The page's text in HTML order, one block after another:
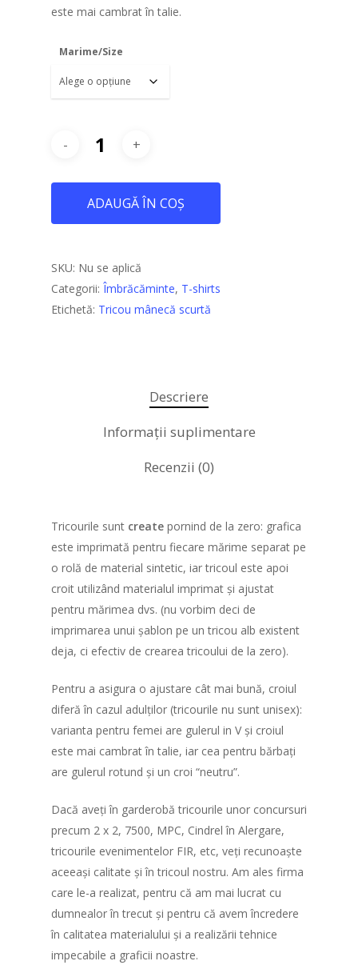
este mai cambrat în talie.
Marime/Size
ADAUGĂ ÎN COȘ
SKU: Nu se aplică
Categorii: Îmbrăcăminte, T-shirts
Etichetă: Tricou mânecă scurtă
Descriere
Informații suplimentare
Recenzii (0)
Tricourile sunt create pornind de la zero: grafica
este imprimată pentru fiecare mărime separat pe
o rolă de material sintetic, iar tricoul este apoi
croit utilizând materialul imprimat și ajustat
pentru mărimea dvs. (nu vorbim deci de
imprimarea unui șablon pe un tricou alb existent
deja, ci efectiv de crearea tricoului de la zero).
Pentru a asigura o ajustare cât mai bună, croiul
diferă în cazul adulților (tricourile nu sunt unisex):
varianta pentru femei are gulerul in V și croiul
este mai cambrat în talie, iar cea pentru bărbați
are gulerul rotund și un croi “neutru”.
Dacă aveți în garderobă tricourile unor concursuri
precum 2 x 2, 7500, MPC, Cindrel în Alergare,
tricourile evenimentelor FIR, etc, veți recunoaște
aceeași calitate și în tricoul nostru. Am ales firma
care le-a realizat, pentru că am mai lucrat cu
dumnealor în trecut și pentru că avem încredere
în calitatea materialului și a realizării tehnice
impecabile a graficii noastre.
Despre Eveniment
Borne kilometrice
Întrebări frecvente
Despre Spiritul acestui
eveniment
Medalia de Finisher
participanților
Susțineți o cauză!
Regulament
Recomandări legate
Înscriere
Taxa de participare
Beneficii pentru
Formular de înscriere
(utilizatori noi)
Lista persoanelor
Contul meu
Progresul
Localizarea
traseele naționale
Echipe
Progresul echipelor
Localizarea echipelor
traseele globale
Ediții anterioare
Ediția 6 (2025)
Concept
Trasee
Ediția 5 (2024)
Concept
Trasee
Ediția 4 (2023)
Concept
Trasee
Ediția 3 (2022)
Concept
Trasee
Ediția 2 (2021)
Concept
Trasee
Ediția 1 (2020)
Concept
Traseul
Corporații
Team Building
Shop
Cursa Imposibilă